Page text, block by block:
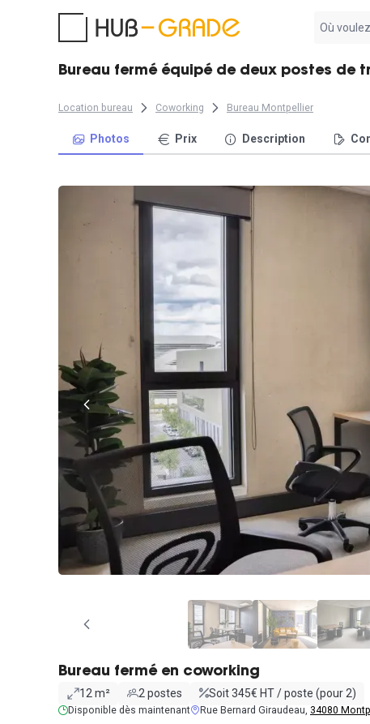
résultat
Bureau fermé équipé de deux postes de
Location bureau Coworking Bureau Montpellier
Photos Prix Description
Bureau fermé en coworking
12 m² 2 postes Soit 345€ HT / poste (pour 2)
Disponible dès maintenant Rue Bernard Giraudeau, 34080